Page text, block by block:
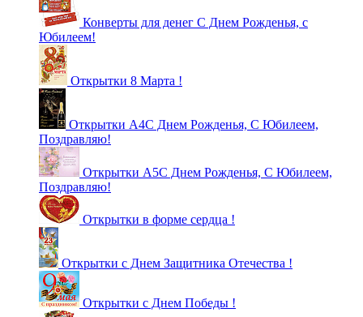
Конверты для денег С Днем Рожденья, с
Юбилеем!
Открытки 8 Марта !
Открытки А4С Днем Рожденья, С Юбилеем,
Поздравляю!
Открытки А5С Днем Рожденья, С Юбилеем,
Поздравляю!
Открытки в форме сердца !
Открытки с Днем Защитника Отечества !
Открытки с Днем Победы !